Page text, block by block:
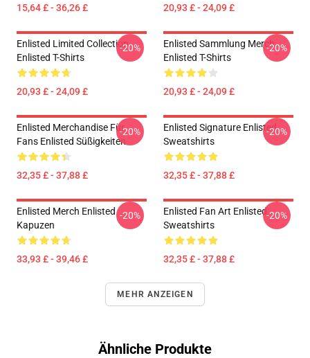
15,64 £ - 36,26 £ 20,93 £ - 24,09 £
Enlisted Limited Collection
Enlisted T-Shirts
20,93 £ - 24,09 £
-20%
Enlisted Sammlung Merch
Enlisted T-Shirts
20,93 £ - 24,09 £
-20%
Enlisted Merchandise Für
Fans Enlisted Süßigkeiten
32,35 £ - 37,88 £
-20%
Enlisted Signature Enlisted
Sweatshirts
32,35 £ - 37,88 £
-20%
Enlisted Merch Enlisted
Kapuzen
33,93 £ - 39,46 £
-20%
Enlisted Fan Art Enlisted
Sweatshirts
32,35 £ - 37,88 £
-20%
MEHR ANZEIGEN
Ähnliche Produkte